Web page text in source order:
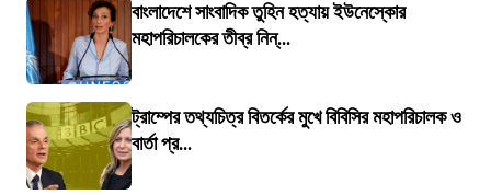
বাংলাদেশে সাংবাদিক তুহিন হত্যায় ইউনেস্কোর
মহাপরিচালকের তীব্র নিন্...
ট্রাম্পের তথ্যচিত্র বিতর্কের মুখে বিবিসির মহাপরিচালক ও
বার্তা প্র...